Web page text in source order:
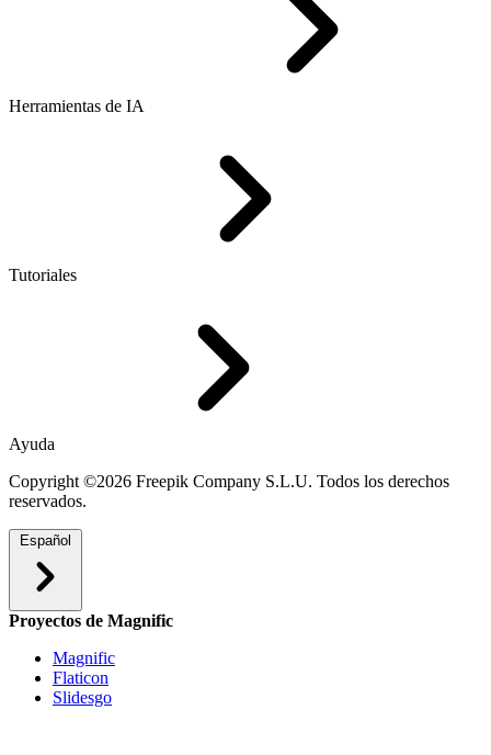
Herramientas de IA
Tutoriales
Ayuda
Copyright ©2026 Freepik Company S.L.U. Todos los derechos
reservados.
Español
Proyectos de Magnific
Magnific
Flaticon
Slidesgo